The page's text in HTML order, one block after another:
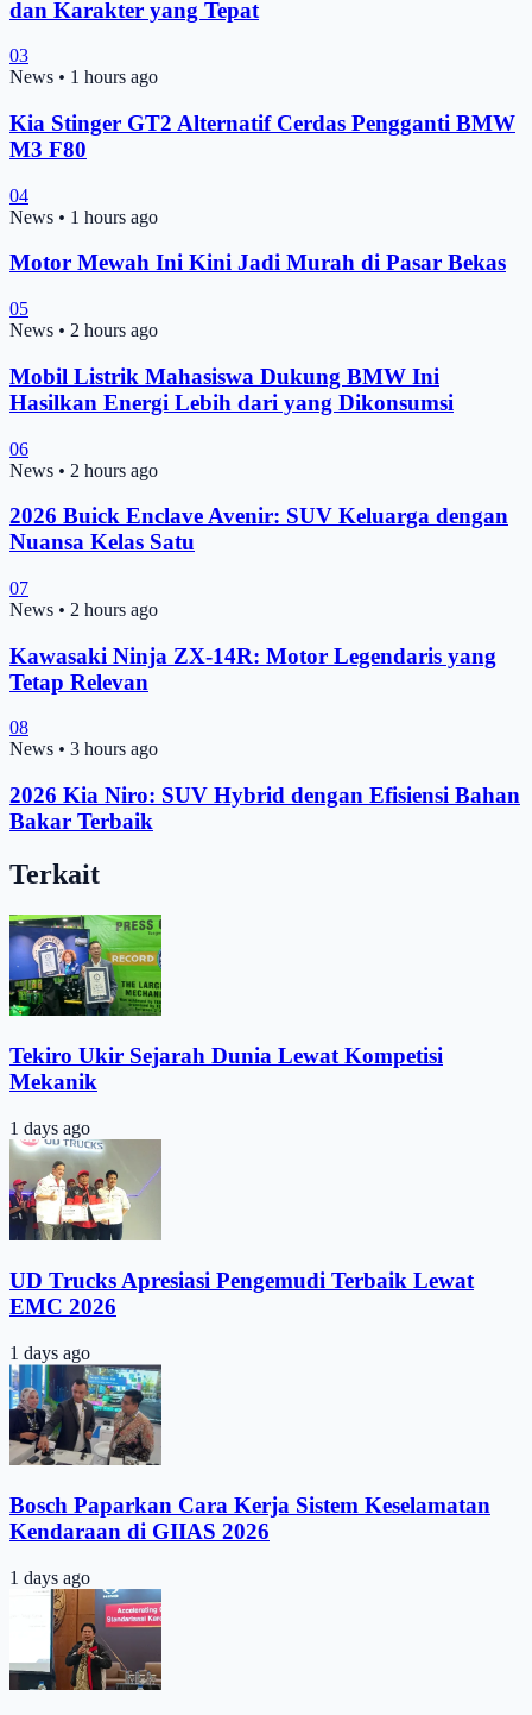
dan Karakter yang Tepat
03
News • 1 hours ago
Kia Stinger GT2 Alternatif Cerdas Pengganti BMW
M3 F80
04
News • 1 hours ago
Motor Mewah Ini Kini Jadi Murah di Pasar Bekas
05
News • 2 hours ago
Mobil Listrik Mahasiswa Dukung BMW Ini
Hasilkan Energi Lebih dari yang Dikonsumsi
06
News • 2 hours ago
2026 Buick Enclave Avenir: SUV Keluarga dengan
Nuansa Kelas Satu
07
News • 2 hours ago
Kawasaki Ninja ZX-14R: Motor Legendaris yang
Tetap Relevan
08
News • 3 hours ago
2026 Kia Niro: SUV Hybrid dengan Efisiensi Bahan
Bakar Terbaik
Terkait
Tekiro Ukir Sejarah Dunia Lewat Kompetisi
Mekanik
1 days ago
UD Trucks Apresiasi Pengemudi Terbaik Lewat
EMC 2026
1 days ago
Bosch Paparkan Cara Kerja Sistem Keselamatan
Kendaraan di GIIAS 2026
1 days ago